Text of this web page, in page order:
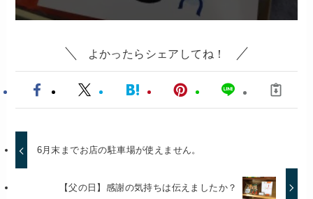
よかったらシェアしてね！
6月末までお店の駐車場が使えません。
【父の日】感謝の気持ちは伝えましたか？